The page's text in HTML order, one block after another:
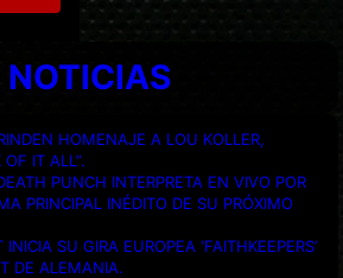
HOMENAJE A LOU KOLLER,
IT ALL”.
PUNCH INTERPRETA EN VIVO POR
PRINCIPAL INÉDITO DE SU PRÓXIMO
SU GIRA EUROPEA ‘FAITHKEEPERS’
DE ALEMANIA.